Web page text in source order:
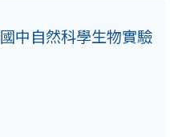
中自然科學生物實驗